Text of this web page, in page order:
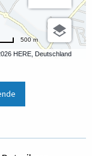
HERE, Deutschland
500 m